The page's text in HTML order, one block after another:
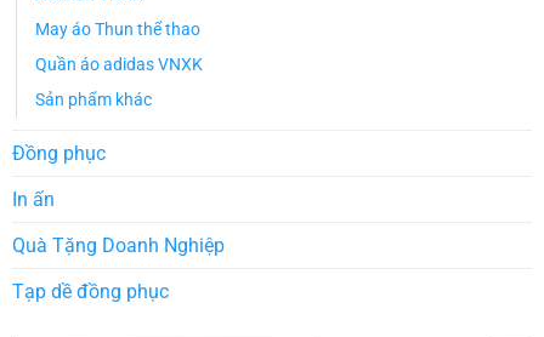
May áo Thun thể thao
Quần áo adidas VNXK
Sản phẩm khác
Đồng phục
In ấn
Quà Tặng Doanh Nghiệp
Tạp dề đồng phục